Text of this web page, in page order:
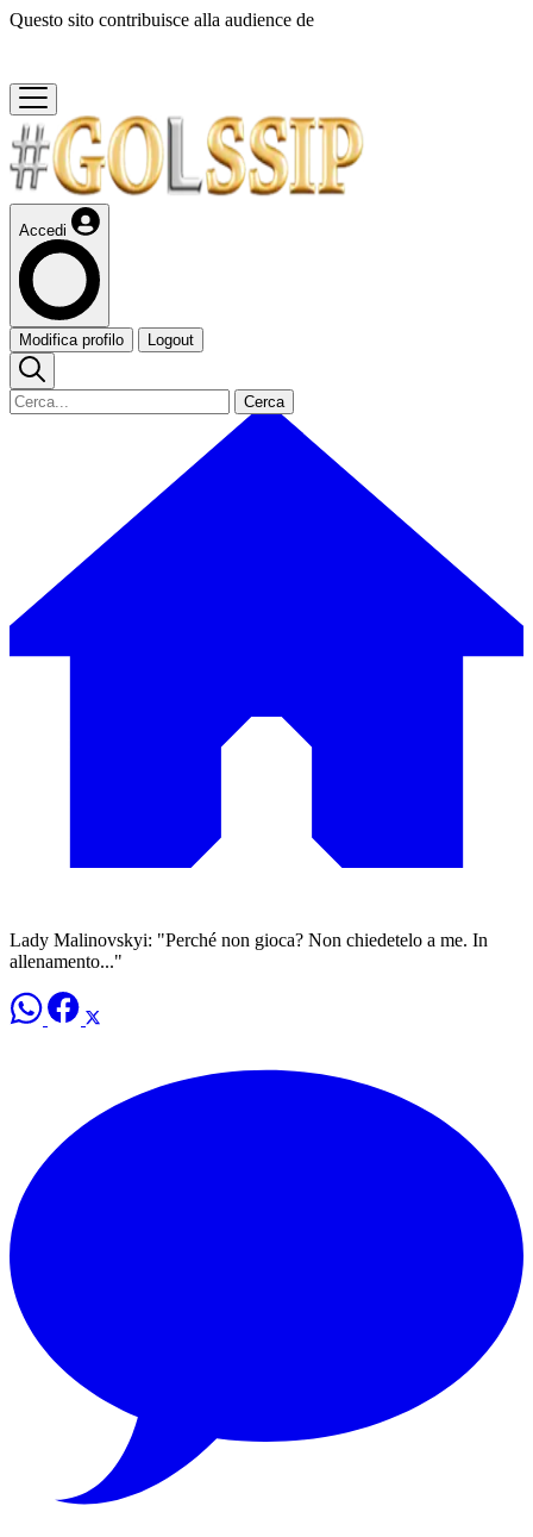
Questo sito contribuisce alla audience de
Accedi
Modifica profilo Logout
Cerca
Lady Malinovskyi: "Perché non gioca? Non chiedetelo a me. In
allenamento..."